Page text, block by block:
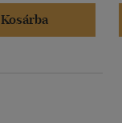
Kosárba